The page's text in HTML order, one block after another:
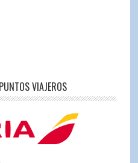
VIAJEROS